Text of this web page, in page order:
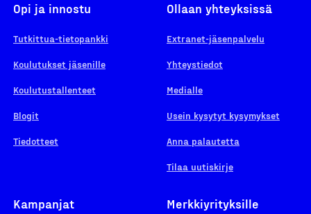
Opi ja innostu
Tutkittua-tietopankki
Koulutukset jäsenille
Koulutustallenteet
Blogit
Tiedotteet
Ollaan yhteyksissä
Extranet-jäsenpalvelu
Yhteystiedot
Medialle
Usein kysytyt kysymykset
Anna palautetta
Tilaa uutiskirje
Kampanjat Merkkiyrityksille